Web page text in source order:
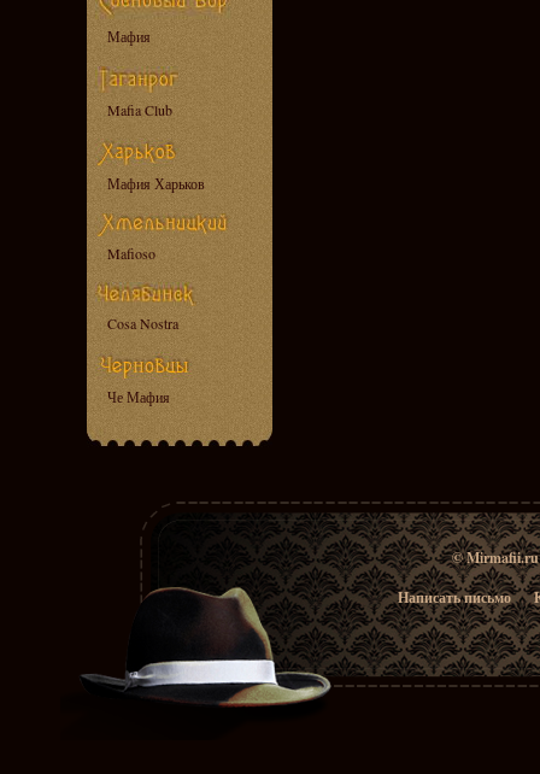
Мафия
Mafia Club
Мафия Харьков
Mafioso
Cosa Nostra
Че Мафия
© Mirmafii.ru
Написать письмо